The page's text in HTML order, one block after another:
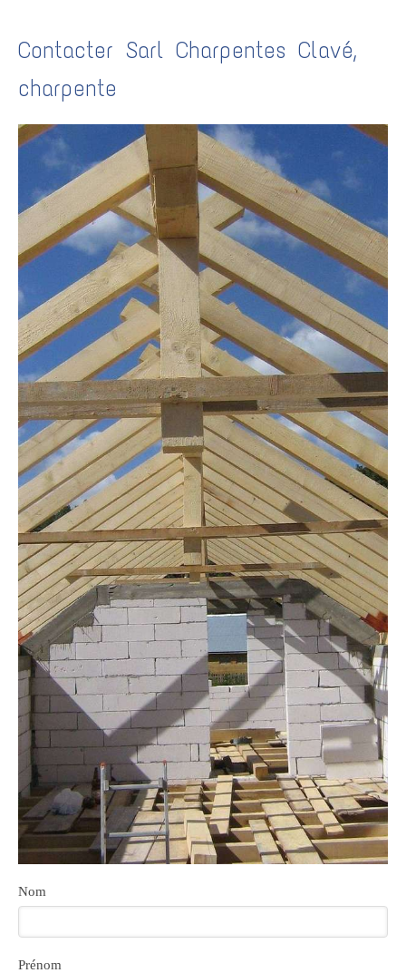
Contacter Sarl Charpentes Clavé,
charpente
Nom
Prénom